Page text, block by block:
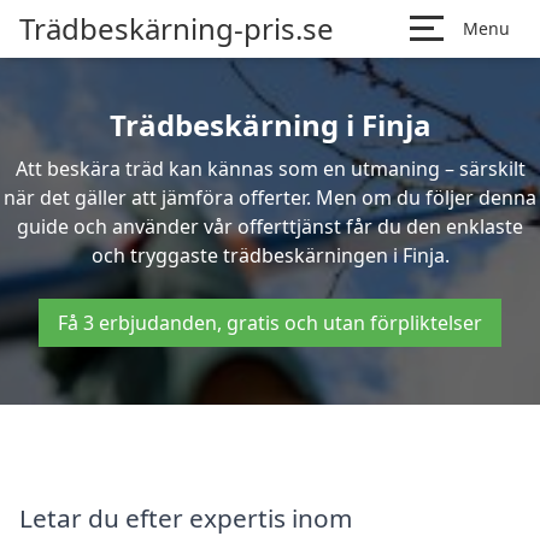
Trädbeskärning-pris.se Menu
Trädbeskärning i Finja
Att beskära träd kan kännas som en utmaning – särskilt
när det gäller att jämföra offerter. Men om du följer denna
guide och använder vår offerttjänst får du den enklaste
och tryggaste trädbeskärningen i Finja.
Få 3 erbjudanden, gratis och utan förpliktelser
Letar du efter expertis inom